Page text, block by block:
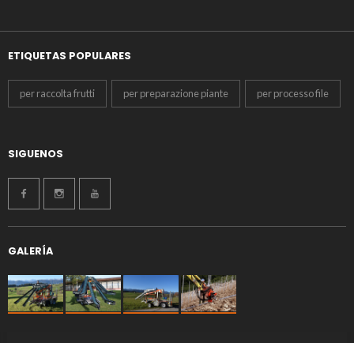
ETIQUETAS POPULARES
per raccolta frutti per preparazione piante per processo file
SIGUENOS
GALERÍA